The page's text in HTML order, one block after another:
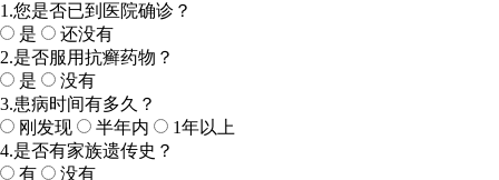
1.您是否已到医院确诊？
是
还没有
2.是否服用抗癣药物？
是
没有
3.患病时间有多久？
刚发现
半年内
1年以上
4.是否有家族遗传史？
有
没有